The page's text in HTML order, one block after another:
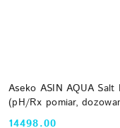
Aseko ASIN AQUA
(pH/Rx pomiar,
14498.00